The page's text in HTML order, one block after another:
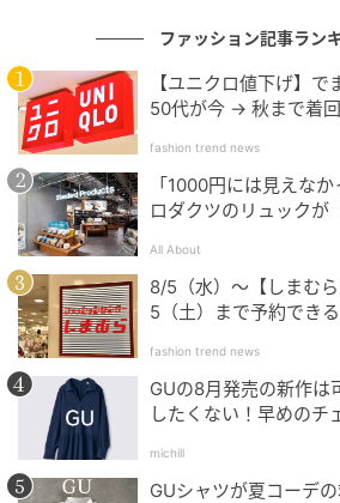
Noren Muse
［フランス・パリ］
愛の橋ともいわれるデザール橋で
風景に溶け合います。
ファッション記事ラン
【ユニクロ値下げ】
50代が今 → 秋まで着
fashion trend news
「1000円には見えな
ロダクツのリュックが
All About
8/5（水）〜【しまむ
5（土）まで予約でき
fashion trend news
GUの8月発売の新作は
したくない！早めのチ
michill
GUシャツが夏コーデ